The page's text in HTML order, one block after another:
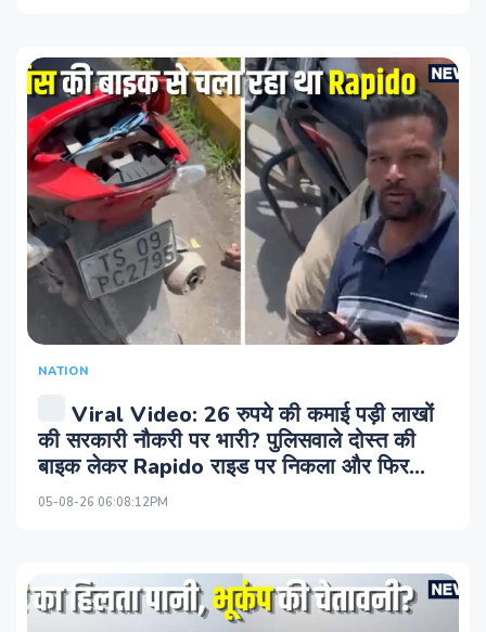
NATION
Viral Video: 26 रुपये की कमाई पड़ी लाखों
की सरकारी नौकरी पर भारी? पुल‍िसवाले दोस्‍त की
बाइक लेकर Rapido राइड पर न‍िकला और फ‍िर…
05-08-26 06:08:12PM